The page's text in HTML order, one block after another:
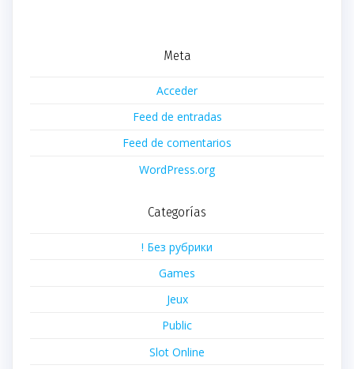
Meta
Acceder
Feed de entradas
Feed de comentarios
WordPress.org
Categorías
! Без рубрики
Games
Jeux
Public
Slot Online